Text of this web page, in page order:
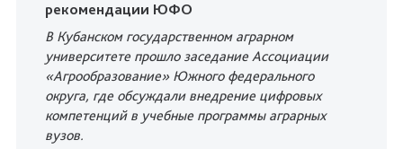
рекомендации ЮФО
В Кубанском государственном аграрном
университете прошло заседание Ассоциации
«Агрообразование» Южного федерального
округа, где обсуждали внедрение цифровых
компетенций в учебные программы аграрных
вузов.